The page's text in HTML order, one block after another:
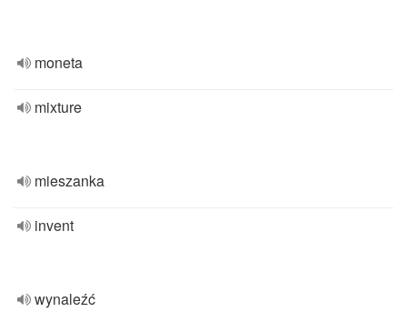
moneta
mixture
mieszanka
invent
wynaleźć